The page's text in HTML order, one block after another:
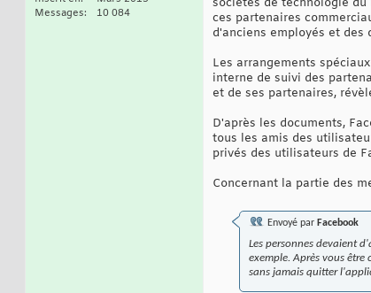
Messages
10 084
sociétés de technologie
ces partenaires
d'anciens employés et
Les arrangements
interne de suivi des
et de ses partenaires,
D'après les documents,
tous les amis des
privés des utilisateurs de
Concernant la partie des
Envoyé par Facebook
Les personnes devaient
exemple. Après vous être
sans jamais quitter